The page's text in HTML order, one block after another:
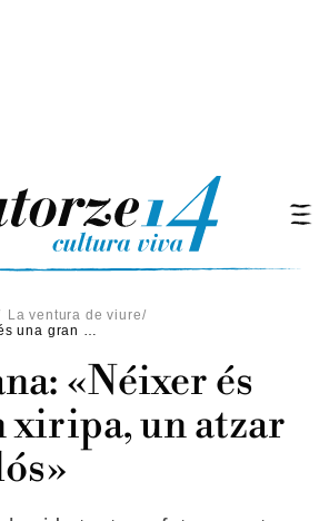
La ventura de viure/
Pepa Plana: «Néixer és una gran xiripa, un atzar meravellós»
«Néixer és
xiripa, un atzar